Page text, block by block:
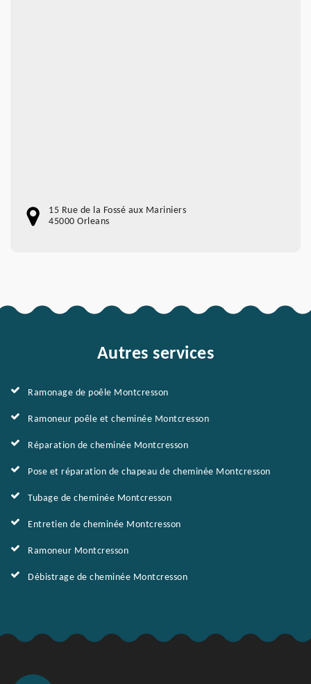
15 Rue de la Fossé aux Mariniers
45000 Orleans
Autres services
Ramonage de poêle Montcresson
Ramoneur poêle et cheminée Montcresson
Réparation de cheminée Montcresson
Pose et réparation de chapeau de cheminée Montcresson
Tubage de cheminée Montcresson
Entretien de cheminée Montcresson
Ramoneur Montcresson
Débistrage de cheminée Montcresson